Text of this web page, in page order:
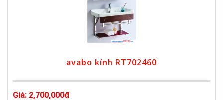
avabo kính RT702460
Giá: 2,700,000đ